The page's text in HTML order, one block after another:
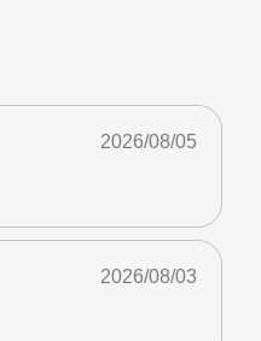
2026/08/05
2026/08/03